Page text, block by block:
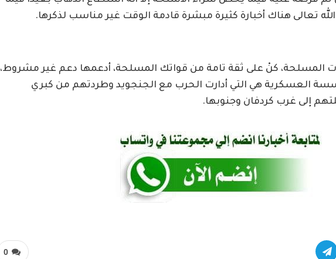
تعالى هناك أخبارة كثيرة مبشرة قادمة الوقت غير مناسب لذكرها.
المسلحة، كنْ على ثقة تامة من قواتك المسلحة، أدعمها دعم غير مشروط،
العسكرية هي التي أدارت الحرب مع الجنجويد وطردتهم من كبري
إلى غرب كردفان وجنوبها.
0